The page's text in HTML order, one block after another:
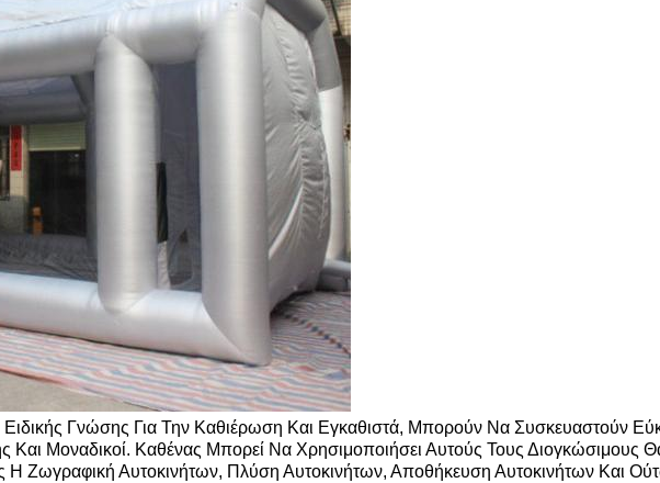
Ειδικής Γνώσης Για Την Καθιέρωση Και Εγκαθιστά, Μπορούν Να Συσκευαστούν
Και Μοναδικοί. Καθένας Μπορεί Να Χρησιμοποιήσει Αυτούς Τους
Ζωγραφική Αυτοκινήτων, Πλύση Αυτοκινήτων, Αποθήκευση Αυτοκινήτων Και